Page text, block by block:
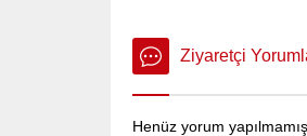
Ziyaretçi
Henüz yorum yapılmamış.